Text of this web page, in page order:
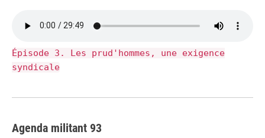
Épisode 3. Les prud'hommes, une exigence
syndicale
Agenda militant 93